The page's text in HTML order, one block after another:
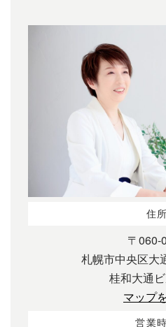
住所
〒060-
札幌市中央区大
桂和大通
マップ
営業